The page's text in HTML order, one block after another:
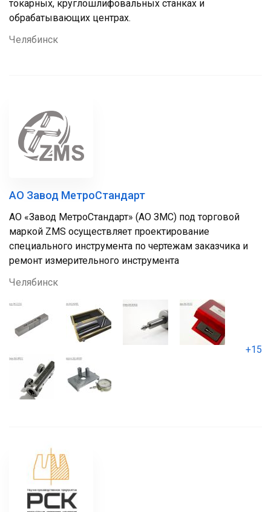
токарных, круглошлифовальных станках и
обрабатывающих центрах.
Челябинск
АО Завод МетроСтандарт
АО «Завод МетроСтандарт» (АО ЗМС) под торговой
маркой ZMS осуществляет проектирование
специального инструмента по чертежам заказчика и
ремонт измерительного инструмента
Челябинск
+15